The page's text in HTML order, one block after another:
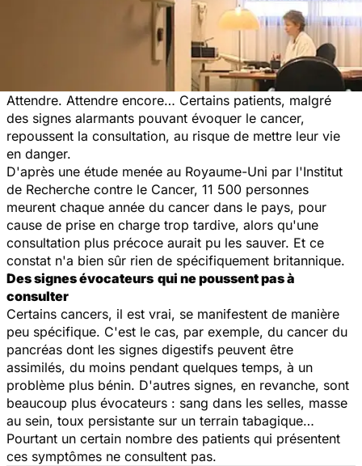
Attendre. Attendre encore… Certains patients, malgré
des signes alarmants pouvant évoquer le cancer,
repoussent la consultation, au risque de mettre leur vie
en danger.
D'après une étude menée au Royaume-Uni par l'Institut
de Recherche contre le Cancer, 11 500 personnes
meurent chaque année du cancer dans le pays, pour
cause de prise en charge trop tardive, alors qu'une
consultation plus précoce aurait pu les sauver. Et ce
constat n'a bien sûr rien de spécifiquement britannique.
Des signes évocateurs qui ne poussent pas à
consulter
Certains cancers, il est vrai, se manifestent de manière
peu spécifique. C'est le cas, par exemple, du cancer du
pancréas dont les signes digestifs peuvent être
assimilés, du moins pendant quelques temps, à un
problème plus bénin. D'autres signes, en revanche, sont
beaucoup plus évocateurs : sang dans les selles, masse
au sein, toux persistante sur un terrain tabagique…
Pourtant un certain nombre des patients qui présentent
ces symptômes ne consultent pas.